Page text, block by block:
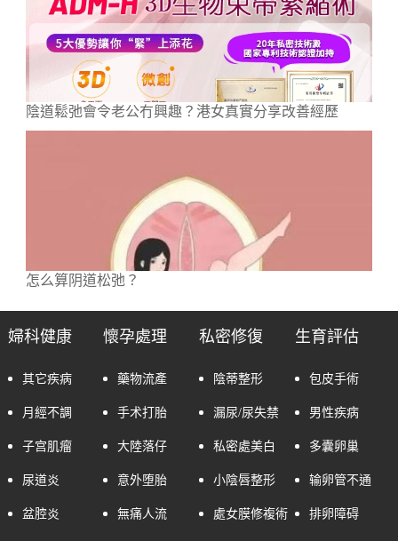
陰道鬆弛會令老公冇興趣？港女真實分享改善經歷
怎么算阴道松弛？
婦科健康
其它疾病
月經不調
子宫肌瘤
尿道炎
盆腔炎
懷孕處理
藥物流產
手术打胎
大陸落仔
意外堕胎
無痛人流
私密修復
陰蒂整形
漏尿/尿失禁
私密處美白
小陰唇整形
處女膜修複術
生育評估
包皮手術
男性疾病
多囊卵巢
输卵管不通
排卵障碍